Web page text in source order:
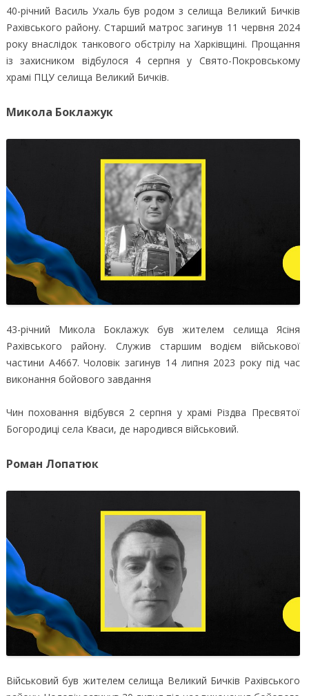
40-річний Василь Ухаль був родом з селища Великий Бичків
Рахівського району. Старший матрос загинув 11 червня 2024
року внаслідок танкового обстрілу на Харківщині. Прощання
із захисником відбулося 4 серпня у Свято-Покровському
храмі ПЦУ селища Великий Бичків.
Микола Боклажук
43-річний Микола Боклажук був жителем селища Ясіня
Рахівського району. Служив старшим водієм військової
частини А4667. Чоловік загинув 14 липня 2023 року під час
виконання бойового завдання
Чин поховання відбувся 2 серпня у храмі Різдва Пресвятої
Богородиці села Кваси, де народився військовий.
Роман Лопатюк
Військовий був жителем селища Великий Бичків Рахівського